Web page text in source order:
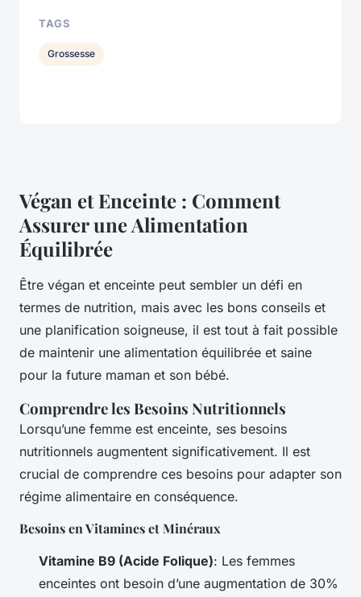
Végan et Enceinte : Comment
Assurer une Alimentation
Équilibrée
Être végan et enceinte peut sembler un défi en
termes de nutrition, mais avec les bons conseils et
une planification soigneuse, il est tout à fait possible
de maintenir une alimentation équilibrée et saine
pour la future maman et son bébé.
Comprendre les Besoins Nutritionnels
Lorsqu’une femme est enceinte, ses besoins
nutritionnels augmentent significativement. Il est
crucial de comprendre ces besoins pour adapter son
régime alimentaire en conséquence.
Besoins en Vitamines et Minéraux
Vitamine B9 (Acide Folique): Les femmes
enceintes ont besoin d’une augmentation de 30%
TAGS
Grossesse